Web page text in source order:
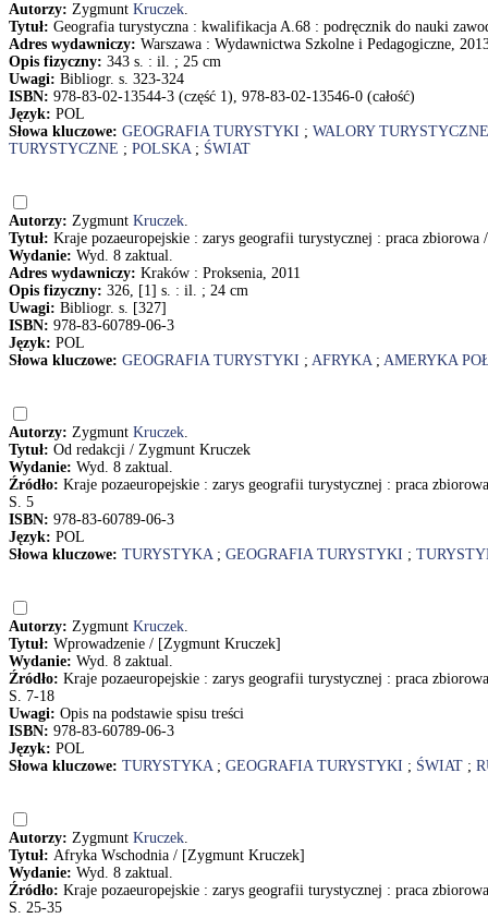
Autorzy: Zygmunt Kruczek.
Tytuł: Geografia turystyczna : kwalifikacja A.68 : podręcznik do nauki
Adres wydawniczy: Warszawa : Wydawnictwa Szkolne i Pedagogiczne,
Opis fizyczny: 343 s. : il. ; 25 cm
Uwagi: Bibliogr. s. 323-324
ISBN: 978-83-02-13544-3 (część 1), 978-83-02-13546-0 (całość)
Język: POL
Słowa kluczowe: GEOGRAFIA TURYSTYKI ; WALORY TURYSTYCZNE
TURYSTYCZNE ; POLSKA; ŚWIAT
Autorzy: Zygmunt Kruczek.
Tytuł: Kraje pozaeuropejskie : zarys geografii turystycznej : praca
Wydanie: Wyd. 8 zaktual.
Adres wydawniczy: Kraków : Proksenia, 2011
Opis fizyczny: 326, [1] s. : il. ; 24 cm
Uwagi: Bibliogr. s. [327]
ISBN: 978-83-60789-06-3
Język: POL
Słowa kluczowe: GEOGRAFIA TURYSTYKI ; AFRYKA; AMERYKA
Autorzy: Zygmunt Kruczek.
Tytuł: Od redakcji / Zygmunt Kruczek
Wydanie: Wyd. 8 zaktual.
Źródło: Kraje pozaeuropejskie : zarys geografii turystycznej : praca
S. 5
ISBN: 978-83-60789-06-3
Język: POL
Słowa kluczowe: TURYSTYKA; GEOGRAFIA TURYSTYKI ;
Autorzy: Zygmunt Kruczek.
Tytuł: Wprowadzenie / [Zygmunt Kruczek]
Wydanie: Wyd. 8 zaktual.
Źródło: Kraje pozaeuropejskie : zarys geografii turystycznej : praca
S. 7-18
Uwagi: Opis na podstawie spisu treści
ISBN: 978-83-60789-06-3
Język: POL
Słowa kluczowe: TURYSTYKA; GEOGRAFIA TURYSTYKI ; ŚWIAT ;
Autorzy: Zygmunt Kruczek.
Tytuł: Afryka Wschodnia / [Zygmunt Kruczek]
Wydanie: Wyd. 8 zaktual.
Źródło: Kraje pozaeuropejskie : zarys geografii turystycznej : praca
S. 25-35